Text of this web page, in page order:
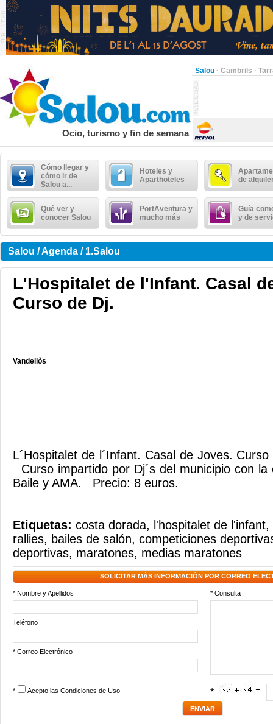
Salou · Cambrils ·
Ocio, turismo y fin de semana
Cómo llegar y
cómo ir de
Salou a...
Hoteles y
Aparthoteles
de
Qué ver y
conocer Salou
PortAventura y
mucho más
Guía
y de
Salou / Agenda / 1.Salou
L'Hospitalet de l'Infant. Casal
Curso de Dj.
Vandellòs
L´Hospitalet de l´Infant. Casal de Joves.
Curso impartido por Dj´s del municipio con la
Baile y AMA. Precio: 8 euros.
Etiquetas: costa dorada, l'hospitalet de l'infant,
rallies, bailes de salón, competiciones
deportivas, maratones, medias maratones
SOLICITAR MÁS INFORMACIÓN POR CORREO
* Nombre y Apellidos * Consulta
Teléfono
* Correo Electrónico
* Acepto las Condiciones de Uso *